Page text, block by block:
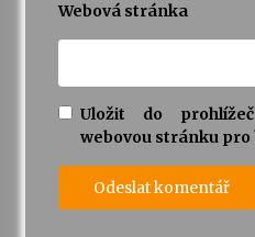
Webová stránka
Uložit do
webovou stránku